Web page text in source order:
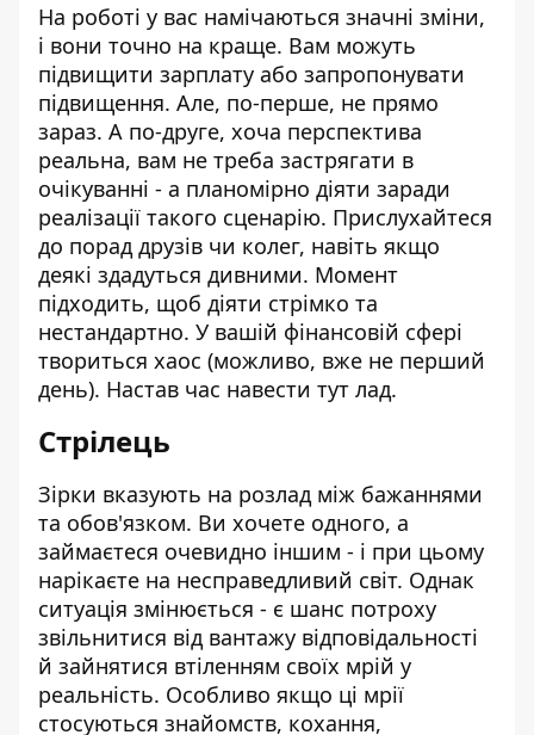
На роботі у вас намічаються значні зміни,
і вони точно на краще. Вам можуть
підвищити зарплату або запропонувати
підвищення. Але, по-перше, не прямо
зараз. А по-друге, хоча перспектива
реальна, вам не треба застрягати в
очікуванні - а планомірно діяти заради
реалізації такого сценарію. Прислухайтеся
до порад друзів чи колег, навіть якщо
деякі здадуться дивними. Момент
підходить, щоб діяти стрімко та
нестандартно. У вашій фінансовій сфері
твориться хаос (можливо, вже не перший
день). Настав час навести тут лад.
Стрілець
Зірки вказують на розлад між бажаннями
та обов'язком. Ви хочете одного, а
займаєтеся очевидно іншим - і при цьому
нарікаєте на несправедливий світ. Однак
ситуація змінюється - є шанс потроху
звільнитися від вантажу відповідальності
й зайнятися втіленням своїх мрій у
реальність. Особливо якщо ці мрії
стосуються знайомств, кохання,